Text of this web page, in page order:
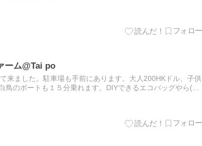
ーム@Tai po
来ました。駐車場も手前にあります。大人200HKドル、子供
のボートも１５分乗れます。DIYできるエコバッグやら(ス